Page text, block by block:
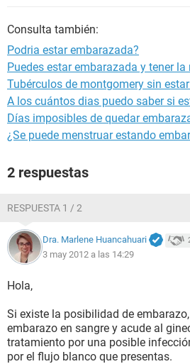
Consulta también:
Podria estar embarazada?
Puedes estar embarazada y tener la
Tubérculos de montgomery sin
A los cuántos dias puedo saber si
Días imposibles de quedar
¿Se puede menstruar estando
2 respuestas
RESPUESTA 1 / 2
Dra. Marlene Huancahuari
3 may 2012 a las 14:29
Hola,
Si existe la posibilidad de
embarazo en sangre y acude al
tratamiento por una posible
por el flujo blanco que presentas.